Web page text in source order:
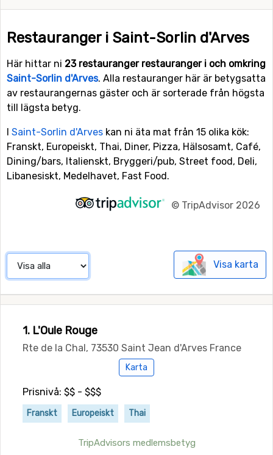
Restauranger i Saint-Sorlin d'Arves
Här hittar ni 23 restauranger restauranger i och omkring
Saint-Sorlin d'Arves. Alla restauranger här är betygsatta
av restaurangernas gäster och är sorterade från högsta
till lägsta betyg.
I Saint-Sorlin d'Arves kan ni äta mat från 15 olika kök:
Franskt, Europeiskt, Thai, Diner, Pizza, Hälsosamt, Café,
Dining/bars, Italienskt, Bryggeri/pub, Street food, Deli,
Libanesiskt, Medelhavet, Fast Food.
© TripAdvisor 2026
Visa karta
1. L'Oule Rouge
Rte de la Chal, 73530 Saint Jean d'Arves France
Karta
Prisnivå: $$ - $$$
Franskt Europeiskt Thai
TripAdvisors medlemsbetyg